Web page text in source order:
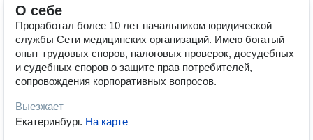
О себе
Проработал более 10 лет начальником юридической
службы Сети медицинских организаций. Имею богатый
опыт трудовых споров, налоговых проверок, досудебных
и судебных споров о защите прав потребителей,
сопровождения корпоративных вопросов.
Выезжает
Екатеринбург. На карте